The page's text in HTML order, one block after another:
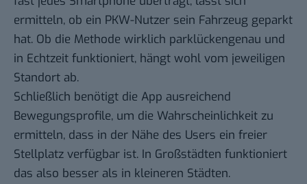
ermitteln, ob ein PKW-Nutzer sein Fahrzeug geparkt
hat. Ob die Methode wirklich parklückengenau und
in Echtzeit funktioniert, hängt wohl vom jeweiligen
Standort ab.
Schließlich benötigt die App ausreichend
Bewegungsprofile, um die Wahrscheinlichkeit zu
ermitteln, dass in der Nähe des Users ein freier
Stellplatz verfügbar ist. In Großstädten funktioniert
das also besser als in kleineren Städten.